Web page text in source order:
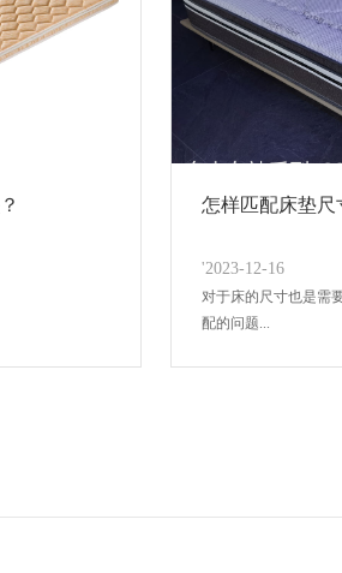
怎样匹配床垫尺
'2023-12-16
对于床的尺寸也是需
配的问题...